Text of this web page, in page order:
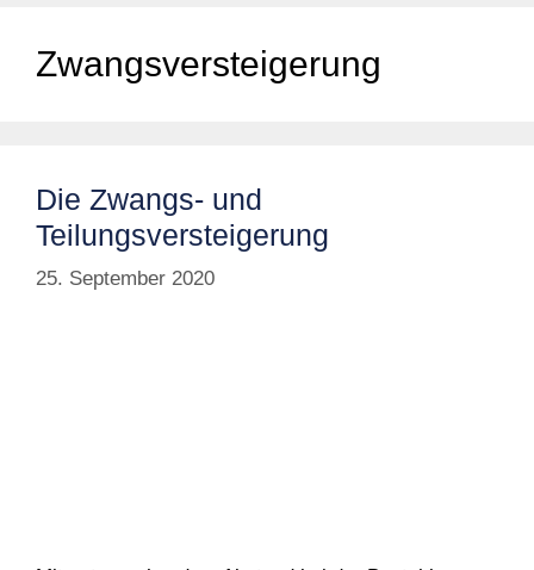
Zwangsversteigerung
Die Zwangs- und
Teilungsversteigerung
25. September 2020